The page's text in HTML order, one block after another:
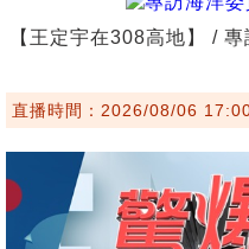
【王定宇在308高地】 /
直播時間：2026/08/06